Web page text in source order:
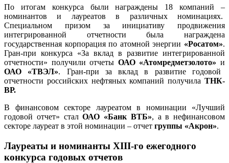
По итогам конкурса были награждены 18 компаний –
номинантов и лауреатов в различных номинациях.
Специальном призом за инициативу продвижения
интегрированной отчетности была награждена
государственная корпорация по атомной энергии «Росатом».
Гран-при конкурса «За вклад в развитие интегрированной
отчетности» получили отчеты ОАО «Атомредметзолото» и
ОАО «ТВЭЛ». Гран-при за вклад в развитие годовой
отчетности российских нефтяных компаний получила ТНК-
ВР.
В финансовом секторе лауреатом в номинации «Лучший
годовой отчет» сталОАО «Банк ВТБ», а в нефинансовом
секторе лауреат в этой номинации – отчет группы «Акрон».
Лауреаты и номинанты XIII-го ежегодного
конкурса годовых отчетов